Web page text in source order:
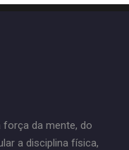
força da mente, do
a disciplina física,